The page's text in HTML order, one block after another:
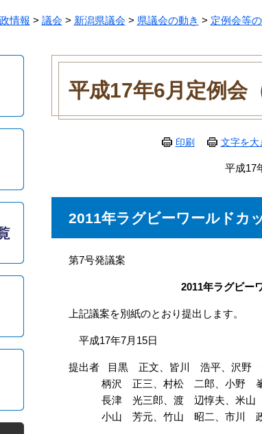
情報 > 議会 > 新潟県議会 > 県議会の動き > 定例会等
本
平成17年6月定例会
印刷 文字を大
平成17
2011年ラグビーワールドカ
第7号発議案
2011年ラグビー
上記議案を別紙のとおり提出します。
平成17年7月15日
提出者 目黒 正文、皆川 浩平、沢野
柄沢 正三、村松 二郎、小野
長津 光三郎、渡 辺惇夫、米山
小山 芳元、竹山 昭二、市川